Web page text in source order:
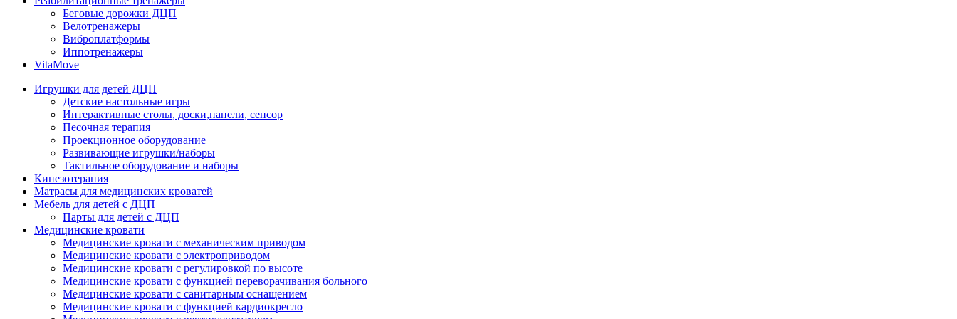
Беговые дорожки ДЦП
Велотренажеры
Виброплатформы
Иппотренажеры
VitaMove
Игрушки для детей ДЦП
Детские настольные игры
Интерактивные столы, доски,панели, сенсор
Песочная терапия
Проекционное оборудование
Развивающие игрушки/наборы
Тактильное оборудование и наборы
Кинезотерапия
Матрасы для медицинских кроватей
Мебель для детей с ДЦП
Парты для детей с ДЦП
Медицинские кровати
Медицинские кровати с механическим приводом
Медицинские кровати с электроприводом
Медицинские кровати с регулировкой по высоте
Медицинские кровати с функцией переворачивания больного
Медицинские кровати с санитарным оснащением
Медицинские кровати с функцией кардиокресло